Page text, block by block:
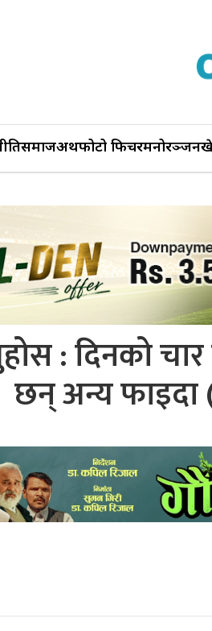
समाजअर्थफोटो फिचरमनोरञ्जन
: दिनको
छन् अन्य फाइदा